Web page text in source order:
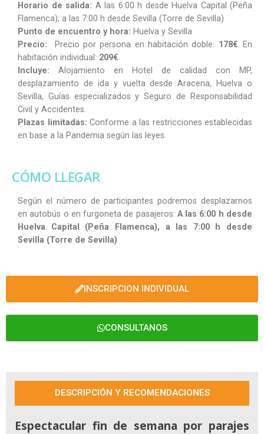
Horario de salida: A las 6:00 h desde Huelva Capital (Peña
Flamenca), a las 7:00 h desde Sevilla (Torre de Sevilla)
Punto de encuentro y hora: Huelva y Sevilla
Precio: Precio por persona en habitación doble: 178€. En
habitación individual: 209€
Incluye: Alojamiento en Hotel de calidad con MP,
desplazamiento de ida y vuelta desde Aracena, Huelva o
Sevilla, Guías especializados y Seguro de Responsabilidad
Civil y Accidentes.
Plazas limitadas: Conforme a las restricciones establecidas
en base a la Pandemia según las leyes.
CÓMO LLEGAR
Según el número de participantes podremos desplazarnos
en autobús o en furgoneta de pasajeros: A las 6:00 h desde
Huelva Capital (Peña Flamenca), a las 7:00 h desde
Sevilla (Torre de Sevilla)
INSCRIPCION INDIVIDUAL
CONSULTANOS
DESCRIPCIÓN Y RECOMENDACIONES
Espectacular fin de semana por parajes